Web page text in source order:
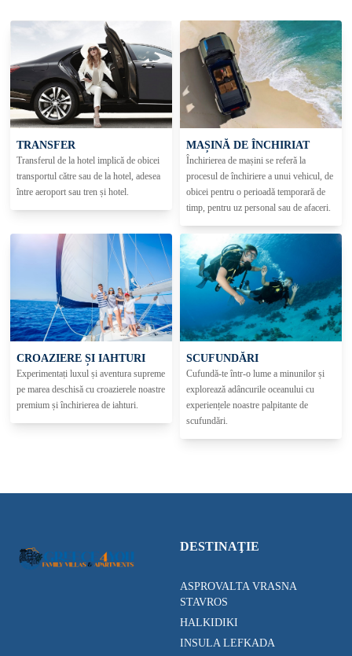
TRANSFER
Transferul de la hotel implică de obicei
transportul către sau de la hotel, adesea
între aeroport sau tren și hotel.
MAȘINĂ DE ÎNCHIRIAT
Închirierea de mașini se referă la
procesul de închiriere a unui vehicul, de
obicei pentru o perioadă temporară de
timp, pentru uz personal sau de afaceri.
CROAZIERE ȘI IAHTURI
Experimentați luxul și aventura supreme
pe marea deschisă cu croazierele noastre
premium și închirierea de iahturi.
SCUFUNDĂRI
Cufundă-te într-o lume a minunilor și
explorează adâncurile oceanului cu
experiențele noastre palpitante de
scufundări.
DESTINAŢIE
ASPROVALTA VRASNA
STAVROS
HALKIDIKI
INSULA LEFKADA